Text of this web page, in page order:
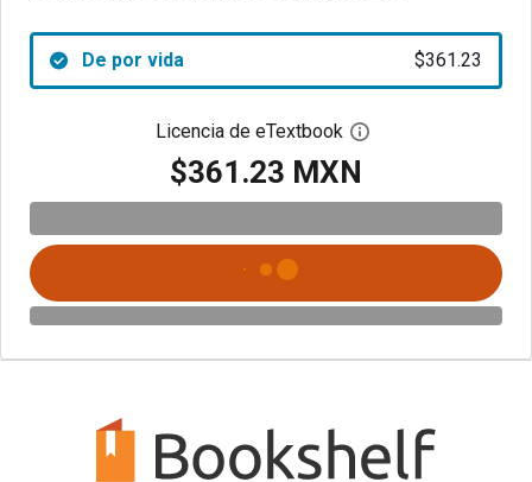
De por vida $361.23
Licencia de eTextbook Abre el cuadro de
$361.23 MXN